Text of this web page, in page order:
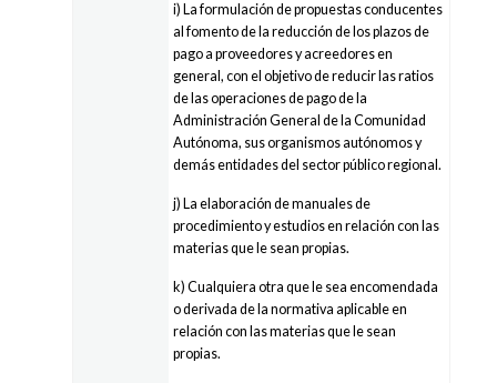
i) La formulación de propuestas conducentes
al fomento de la reducción de los plazos de
pago a proveedores y acreedores en
general, con el objetivo de reducir las ratios
de las operaciones de pago de la
Administración General de la Comunidad
Autónoma, sus organismos autónomos y
demás entidades del sector público regional.
j) La elaboración de manuales de
procedimiento y estudios en relación con las
materias que le sean propias.
k) Cualquiera otra que le sea encomendada
o derivada de la normativa aplicable en
relación con las materias que le sean
propias.